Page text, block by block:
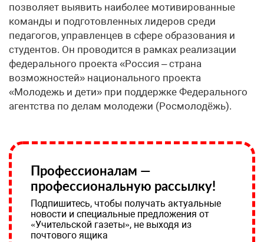
позволяет выявить наиболее мотивированные
команды и подготовленных лидеров среди
педагогов, управленцев в сфере образования и
студентов. Он проводится в рамках реализации
федерального проекта «Россия – страна
возможностей» национального проекта
«Молодежь и дети» при поддержке Федерального
агентства по делам молодежи (Росмолодёжь).
Профессионалам —
профессиональную рассылку!
Подпишитесь, чтобы получать актуальные
новости и специальные предложения от
«Учительской газеты», не выходя из
почтового ящика